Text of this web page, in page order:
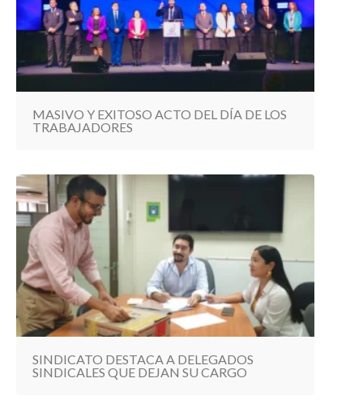
MASIVO Y EXITOSO ACTO DEL DÍA DE LOS
TRABAJADORES
SINDICATO DESTACA A DELEGADOS
SINDICALES QUE DEJAN SU CARGO